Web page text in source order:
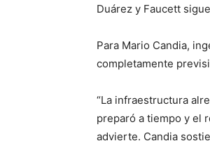
Duárez y Faucett
Para Mario Candia,
completamente
“La infraestructura
preparó a tiempo y el
advierte. Candia